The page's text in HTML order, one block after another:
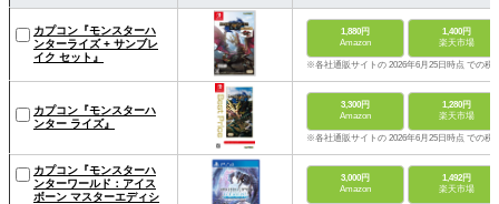
カプコン『モンスターハ
ンターライズ + サンブレ
イク セット』
1,880円
Amazon
1,400円
楽天市場
※各社通販サイトの 2026年6月25日時点 での税
カプコン『モンスターハ
ンター ライズ』
3,300円
Amazon
1,280円
楽天市場
※各社通販サイトの 2026年6月25日時点 での税
カプコン『モンスターハ
ンターワールド：アイス
ボーン マスターエディシ
3,000円
Amazon
1,492円
楽天市場